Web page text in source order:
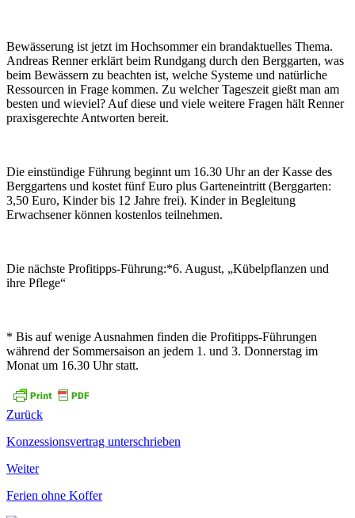
Bewässerung ist jetzt im Hochsommer ein brandaktuelles Thema.
Andreas Renner erklärt beim Rundgang durch den Berggarten, was
beim Bewässern zu beachten ist, welche Systeme und natürliche
Ressourcen in Frage kommen. Zu welcher Tageszeit gießt man am
besten und wieviel? Auf diese und viele weitere Fragen hält Renner
praxisgerechte Antworten bereit.
Die einstündige Führung beginnt um 16.30 Uhr an der Kasse des
Berggartens und kostet fünf Euro plus Garteneintritt (Berggarten:
3,50 Euro, Kinder bis 12 Jahre frei). Kinder in Begleitung
Erwachsener können kostenlos teilnehmen.
Die nächste Profitipps-Führung:*6. August, „Kübelpflanzen und
ihre Pflege“
* Bis auf wenige Ausnahmen finden die Profitipps-Führungen
während der Sommersaison an jedem 1. und 3. Donnerstag im
Monat um 16.30 Uhr statt.
Zurück
Konzessionsvertrag unterschrieben
Weiter
Ferien ohne Koffer